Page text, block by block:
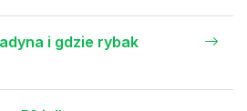
i gdzie rybak